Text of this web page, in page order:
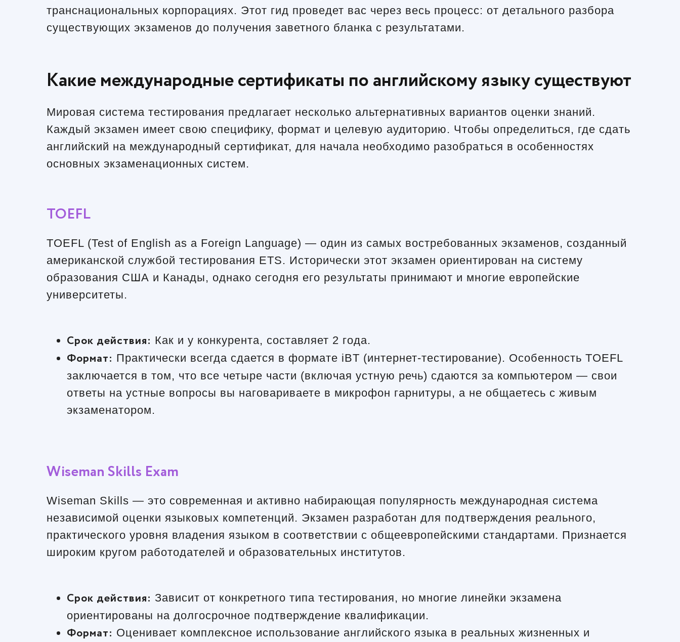
транснациональных корпорациях. Этот гид проведет вас через весь процесс: от детального разбора
существующих экзаменов до получения заветного бланка с результатами.
Какие международные сертификаты по английскому языку существуют
Мировая система тестирования предлагает несколько альтернативных вариантов оценки знаний.
Каждый экзамен имеет свою специфику, формат и целевую аудиторию. Чтобы определиться, где сдать
английский на международный сертификат, для начала необходимо разобраться в особенностях
основных экзаменационных систем.
TOEFL
TOEFL (Test of English as a Foreign Language) — один из самых востребованных экзаменов, созданный
американской службой тестирования ETS. Исторически этот экзамен ориентирован на систему
образования США и Канады, однако сегодня его результаты принимают и многие европейские
университеты.
Срок действия: Как и у конкурента, составляет 2 года.
Формат: Практически всегда сдается в формате iBT (интернет-тестирование). Особенность TOEFL
заключается в том, что все четыре части (включая устную речь) сдаются за компьютером — свои
ответы на устные вопросы вы наговариваете в микрофон гарнитуры, а не общаетесь с живым
экзаменатором.
Wiseman Skills Exam
Wiseman Skills — это современная и активно набирающая популярность международная система
независимой оценки языковых компетенций. Экзамен разработан для подтверждения реального,
практического уровня владения языком в соответствии с общеевропейскими стандартами. Признается
широким кругом работодателей и образовательных институтов.
Срок действия: Зависит от конкретного типа тестирования, но многие линейки экзамена
ориентированы на долгосрочное подтверждение квалификации.
Формат: Оценивает комплексное использование английского языка в реальных жизненных и